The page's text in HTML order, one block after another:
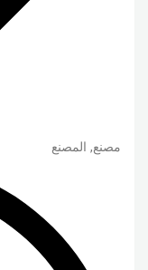
مصنع, المصنع